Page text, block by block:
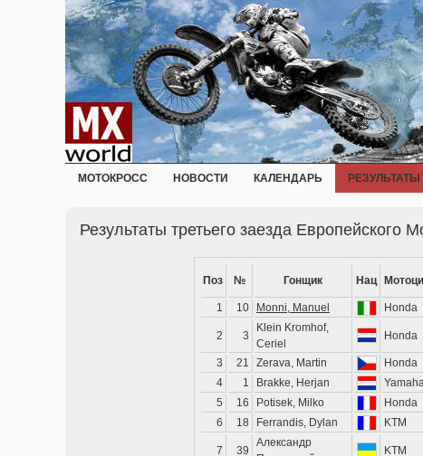
МОТОКРОСС НОВОСТИ КАЛЕНДАРЬ РЕЗУЛЬТАТЫ
Результаты третьего заезда Европейского
Поз № Гонщик Нац
1
10 Monni, Manuel Honda
2 3
Klein Kromhof,
Ceriel
Honda
3 21 Zerava, Martin Honda
4
1 Brakke, Herjan
5
16 Potisek, Milko Honda
6
18 Ferrandis, Dylan KTM
7 39
Александр
KTM